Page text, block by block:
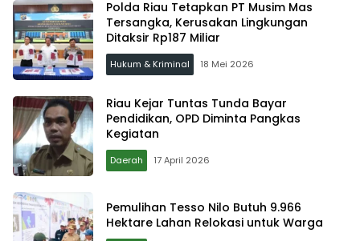
Polda Riau Tetapkan PT Musim Mas
Tersangka, Kerusakan Lingkungan
Ditaksir Rp187 Miliar
Hukum & Kriminal 18 Mei 2026
Riau Kejar Tuntas Tunda Bayar
Pendidikan, OPD Diminta Pangkas
Kegiatan
Daerah 17 April 2026
Pemulihan Tesso Nilo Butuh 9.966
Hektare Lahan Relokasi untuk Warga